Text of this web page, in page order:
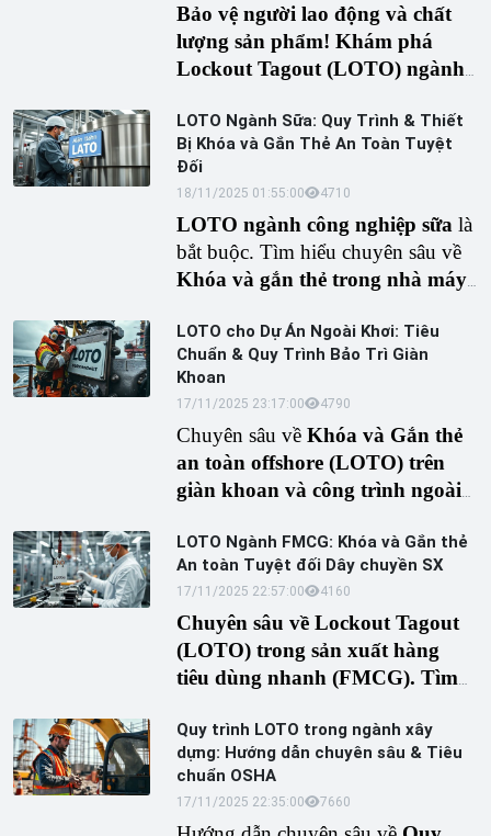
Bảo vệ người lao động và chất
lượng sản phẩm! Khám phá
Lockout Tagout (LOTO) ngành
bước OSHA, thiết bị khóa điện,
khóa van chuyên dụng, và giải
pháp LOTO toàn diện cho nhà
máy chế biến dầu thực vật.
LOTO Ngành Sữa: Quy Trình & Thiết
Bị Khóa và Gắn Thẻ An Toàn Tuyệt
Đối
18/11/2025 01:55:00 471 0
LOTO ngành công nghiệp sữa là
bắt buộc. Tìm hiểu chuyên sâu về
Khóa và gắn thẻ trong nhà máy
tiết quy trình, thiết bị LOTO cho
máy tiệt trùng, băng tải và lợi ích
về an toàn thực phẩm.
LOTO cho Dự Án Ngoài Khơi: Tiêu
Chuẩn & Quy Trình Bảo Trì Giàn
Khoan
17/11/2025 23:17:00 4790
Chuyên sâu vềKhóa và Gắn thẻ
an toàn offshore (LOTO) trên
giàn khoan và công trình ngoài
1910.147, quy trình 6 bước và
thiết bị LOTO chống ăn mòn cho
khai thác dầu khí.
LOTO Ngành FMCG: Khóa và Gắn thẻ
An toàn Tuyệt đối Dây chuyền SX
17/11/2025 22:57:00 4160
Chuyên sâu về Lockout Tagout
(LOTO) trong sản xuất hàng
tiêu dùng nhanh (FMCG). Tìm
6 bước, thiết bị cô lập năng
lượng và lợi ích dài hạn để giảm
thiểu tai nạn, tối ưu hóa bảo trì
thiết bị FMCG an toàn với
Quy trình LOTO trong ngành xây
dựng: Hướng dẫn chuyên sâu & Tiêu
chuẩn OSHA
17/11/2025 22:35:00 7660